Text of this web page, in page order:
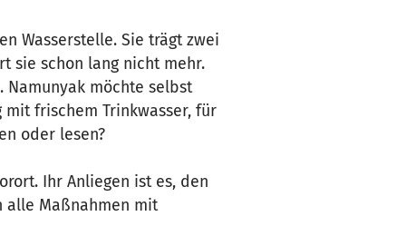
Wasserstelle. Sie trägt zwei
sie schon lang nicht mehr.
möchte selbst
frischem Trinkwasser, für
oder lesen?
Ihr Anliegen ist es, den
alle Maßnahmen mit